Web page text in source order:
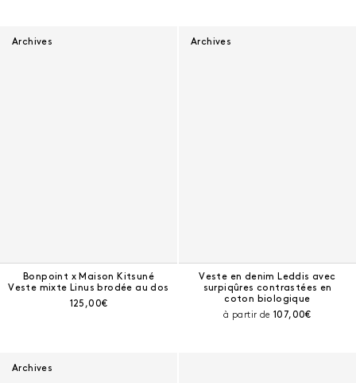
Archives
Bonpoint x Maison Kitsuné
Veste mixte Linus brodée au dos
Prix courant :
125,00€
Archives
Veste en denim Leddis avec
surpiqûres contrastées en
coton biologique
à partir de Prix courant :
107,00€
Archives